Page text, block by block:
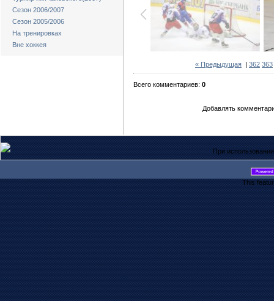
Сезон 2006/2007
Сезон 2005/2006
На тренировках
Вне хоккея
« Предыдущая | 362 363
Всего комментариев: 0
Добавлять
При
This